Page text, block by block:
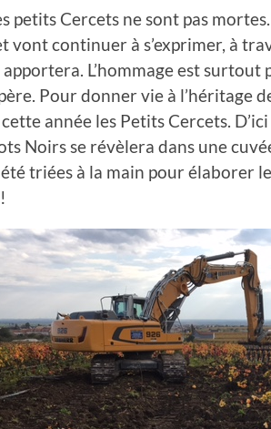
petits Cercets ne sont pas
vont continuer à s’exprimer, à
L’hommage est
Pour donner vie à l’héritage
année les Petits Cercets.
Noirs se révèlera dans une
triées à la main pour élaborer